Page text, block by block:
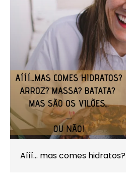
Aííí… mas comes hidratos?